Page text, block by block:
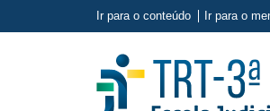
Ir para o conteúdo Ir para o